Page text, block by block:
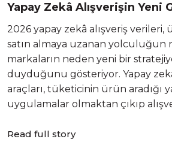
Yapay Zekâ Alışverişin Yeni
Kapısı Oldu
2026 yapay zekâ alışveriş
satın almaya uzanan yolculuğun
markaların neden yeni bir
duyduğunu gösteriyor. Yapay
araçları, tüketicinin ürün aradığı
uygulamalar olmaktan çıkıp
kullanıcı davranışları güçlü bir d...
Read full story